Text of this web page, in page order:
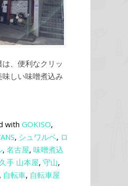
、便利なクリッ
味しい味噌煮込み
with GOKISO,
, シュワルベ, ロ
, 名古屋, 味噌煮込
手 山本屋, 守山,
, 自転車, 自転車屋